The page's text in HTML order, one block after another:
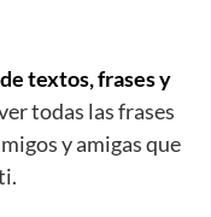
textos, frases y
todas las frases
y amigas que